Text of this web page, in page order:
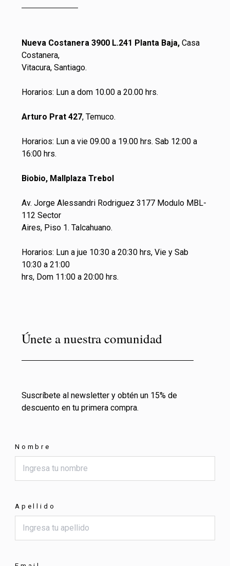
Nueva Costanera 3900 L.241 Planta Baja, Casa
Costanera,
Vitacura, Santiago.
Horarios: Lun a dom 10.00 a 20.00 hrs.
Arturo Prat 427, Temuco.
Horarios: Lun a vie 09.00 a 19.00 hrs. Sab 12:00 a
16:00 hrs.
Biobio, Mallplaza Trebol
Av. Jorge Alessandri Rodriguez 3177 Modulo MBL-
112 Sector
Aires, Piso 1. Talcahuano.
Horarios: Lun a jue 10:30 a 20:30 hrs, Vie y Sab
10:30 a 21:00
hrs, Dom 11:00 a 20:00 hrs.
Únete a nuestra comunidad
Suscríbete al newsletter y obtén un 15% de
descuento en tu primera compra.
Nombre
Apellido